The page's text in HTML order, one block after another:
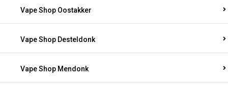
Vape Shop Oostakker
Vape Shop Desteldonk
Vape Shop Mendonk